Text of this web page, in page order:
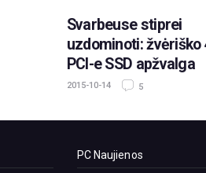
Svarbeuse stiprei
uzdominoti: žvėriško
PCI-e SSD apžvalga
2015-10-14 5
PC Naujienos